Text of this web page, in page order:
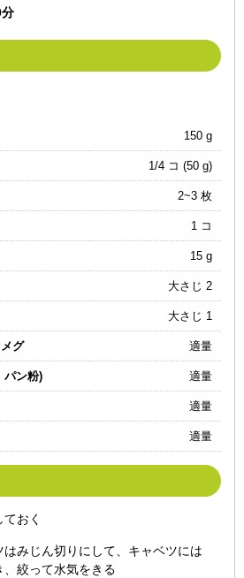
150 g
1/4 コ (50 g)
2~3 枚
1 コ
15 g
大さじ 2
大さじ 1
グ 適量
パン粉) 適量
適量
適量
おく
みじん切りにして、キャベツには
絞って水気をきる